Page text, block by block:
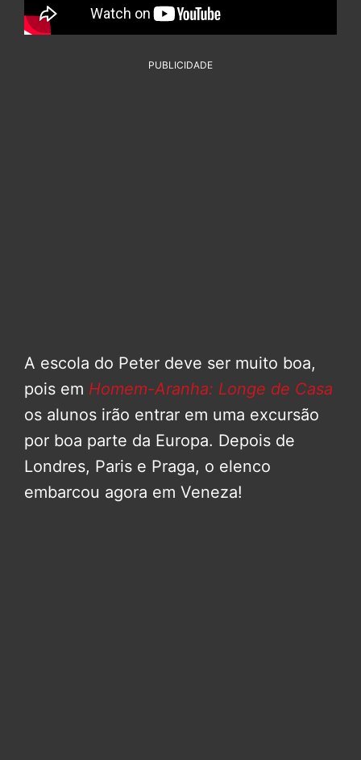
PUBLICIDADE
A escola do Peter deve ser muito boa,
pois em Homem-Aranha: Longe de Casa
os alunos irão entrar em uma excursão
por boa parte da Europa. Depois de
Londres, Paris e Praga, o elenco
embarcou agora em Veneza!